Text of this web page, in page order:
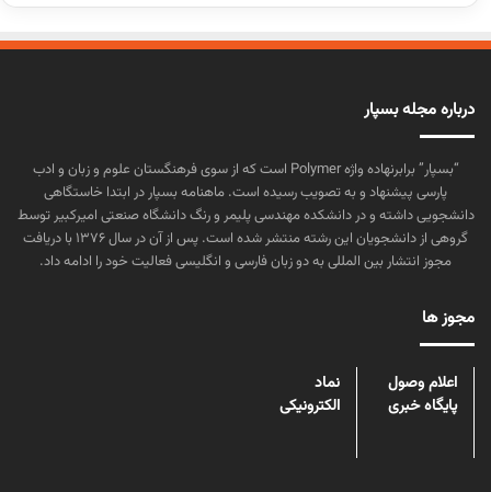
درباره مجله بسپار
“بسپار” برابرنهاده واژه Polymer است که از سوی فرهنگستان علوم و زبان و ادب
پارسی پیشنهاد و به تصویب رسیده است. ماهنامه بسپار در ابتدا خاستگاهی
دانشجویی داشته و در دانشکده مهندسی پلیمر و رنگ دانشگاه صنعتی امیرکبیر توسط
گروهی از دانشجویان این رشته منتشر شده است. پس از آن در سال ۱۳۷۶ با دریافت
مجوز انتشار بین المللی به دو زبان فارسی و انگلیسی فعالیت خود را ادامه داد.
مجوز ها
اعلام وصول
پایگاه خبری
نماد
الکترونیکی